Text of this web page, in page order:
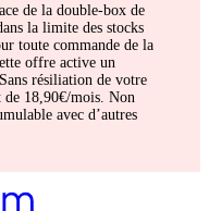
de la double-box de
la limite des stocks
toute commande de la
offre active un
résiliation de votre
de 18,90€/mois. Non
avec d’autres